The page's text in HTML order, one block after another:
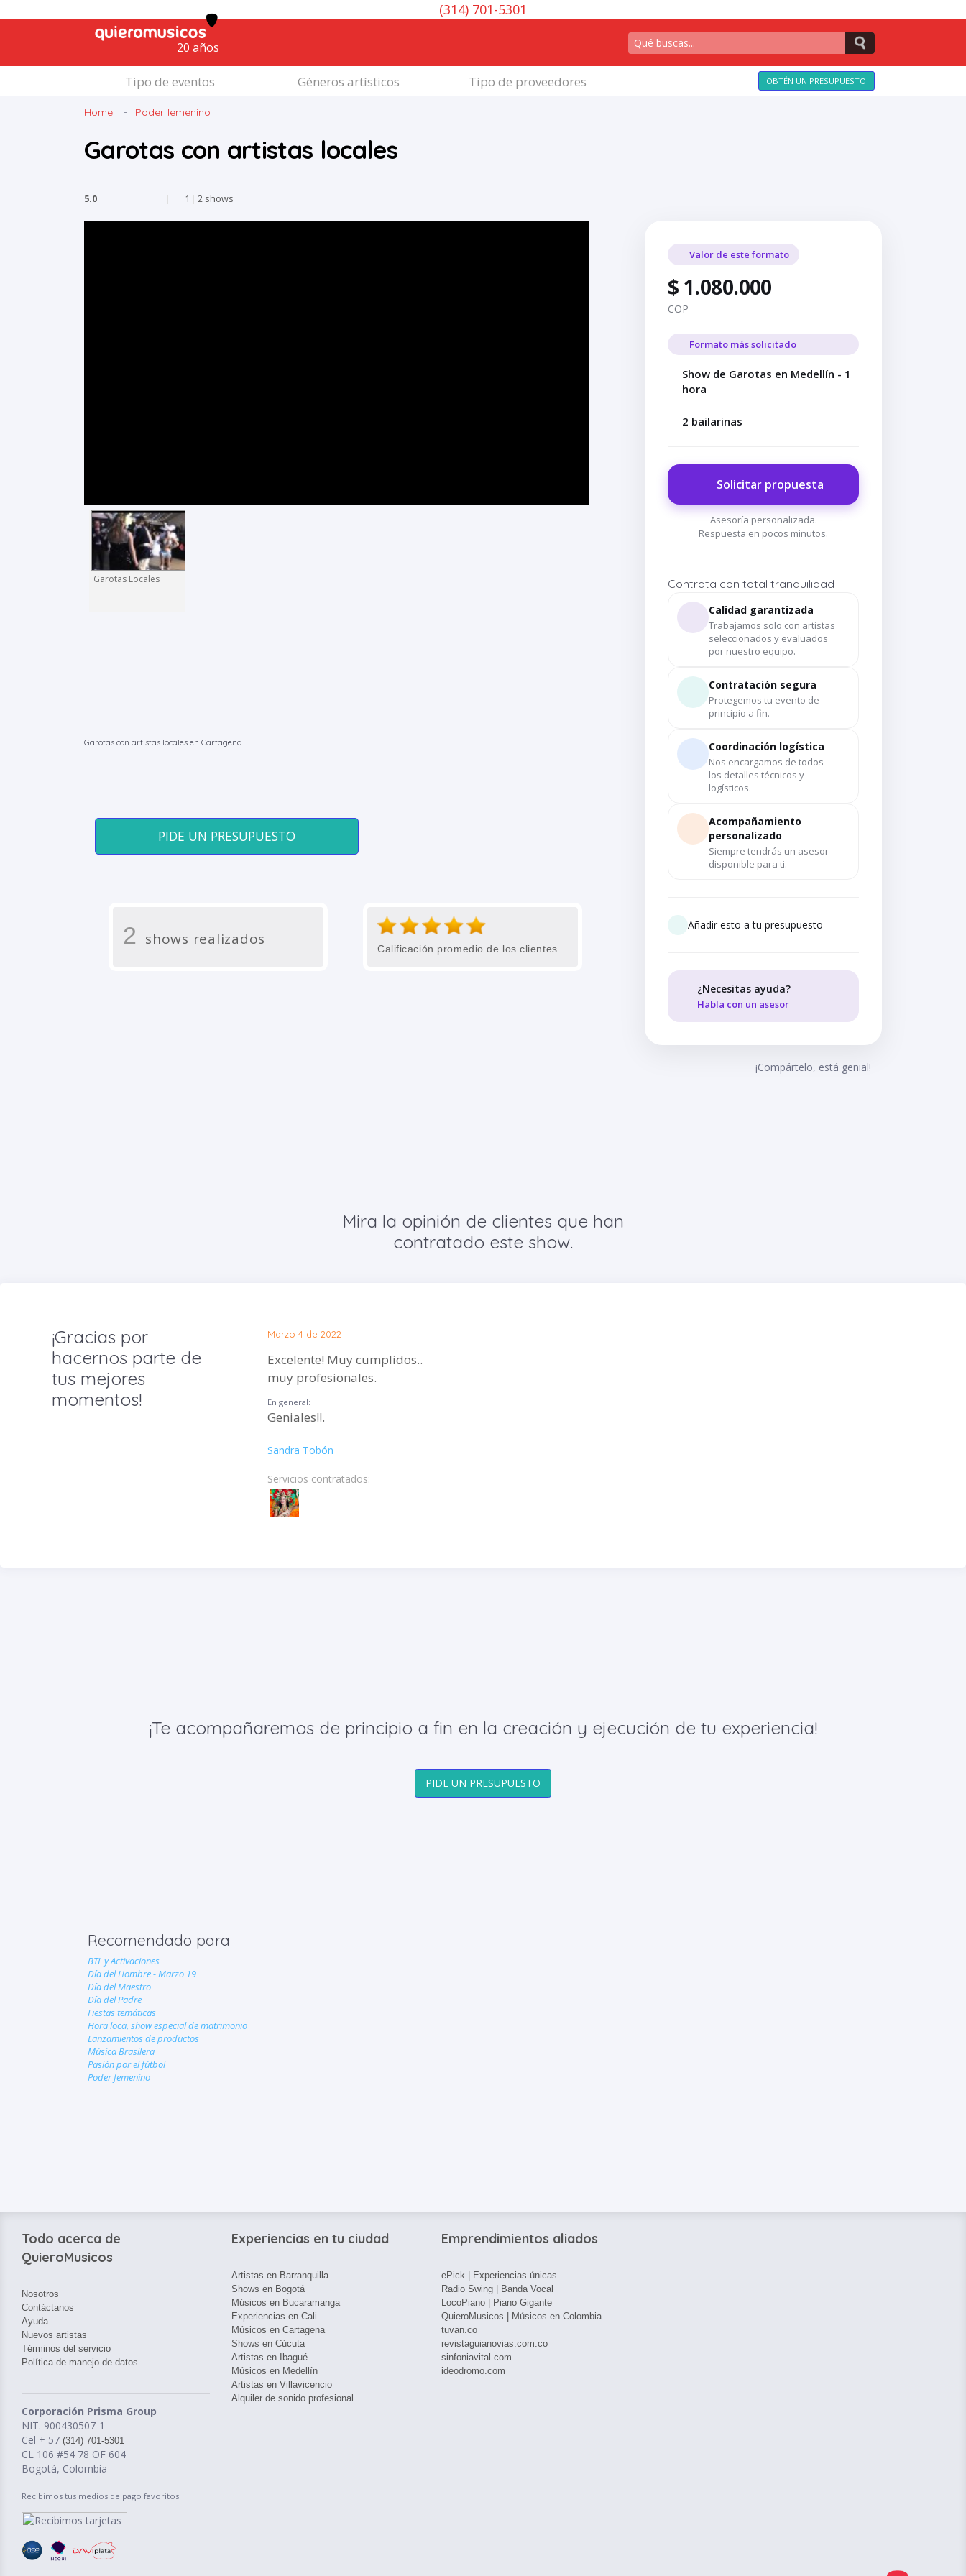
(314) 701-5301
20 años
Tipo de eventos Géneros artísticos Tipo de proveedores OBTÉN UN PRESUPUESTO
Home Poder femenino
Garotas con artistas locales
5.0 | 1 | 2 shows
Garotas Locales
Valor de este formato
$ 1.080.000
COP
Formato más solicitado
Show de Garotas en Medellín - 1
hora
2 bailarinas
Solicitar propuesta
Asesoría personalizada.
Respuesta en pocos minutos.
Contrata con total tranquilidad
Calidad garantizada
Trabajamos solo con artistas
seleccionados y evaluados
por nuestro equipo.
Contratación segura
Protegemos tu evento de
principio a fin.
Coordinación logística
Nos encargamos de todos
los detalles técnicos y
logísticos.
Acompañamiento
personalizado
Siempre tendrás un asesor
disponible para ti.
Añadir esto a tu presupuesto
¿Necesitas ayuda?
Habla con un asesor
¡Compártelo, está genial!
Garotas con artistas locales en Cartagena
PIDE UN PRESUPUESTO
2 shows realizados
Calificación promedio de los clientes
Mira la opinión de clientes que han
contratado este show.
¡Gracias por
hacernos parte de
tus mejores
momentos!
Marzo 4 de 2022
Excelente! Muy cumplidos..
muy profesionales.
En general:
Geniales!!.
Sandra Tobón
Servicios contratados:
¡Te acompañaremos de principio a fin en la creación y ejecución de tu experiencia!
PIDE UN PRESUPUESTO
Recomendado para
BTL y Activaciones
Día del Hombre - Marzo 19
Día del Maestro
Día del Padre
Fiestas temáticas
Hora loca, show especial de matrimonio
Lanzamientos de productos
Música Brasilera
Pasión por el fútbol
Poder femenino
Todo acerca de
QuieroMusicos
Nosotros
Contáctanos
Ayuda
Nuevos artistas
Términos del servicio
Política de manejo de datos
Corporación Prisma Group
NIT. 900430507-1
Cel + 57 (314) 701-5301
CL 106 #54 78 OF 604
Bogotá, Colombia
Recibimos tus medios de pago favoritos:
Experiencias en tu ciudad
Artistas en Barranquilla
Shows en Bogotá
Músicos en Bucaramanga
Experiencias en Cali
Músicos en Cartagena
Shows en Cúcuta
Artistas en Ibagué
Músicos en Medellín
Artistas en Villavicencio
Alquiler de sonido profesional
Emprendimientos aliados
ePick | Experiencias únicas
Radio Swing | Banda Vocal
LocoPiano | Piano Gigante
QuieroMusicos | Músicos en Colombia
tuvan.co
revistaguianovias.com.co
sinfoniavital.com
ideodromo.com